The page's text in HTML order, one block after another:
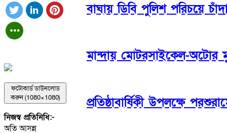
ফটোকার্ড ডাউনলোড
করুন (1080×1080)
নিজস্ব প্রতিনিধি:-
অতি আসন্ন
বাঘায় ডিবি পুলিশ পরিচয়ে
মান্দায় মোটরসাইকেল-
প্রতিষ্ঠাবার্ষিকী উপলক্ষে